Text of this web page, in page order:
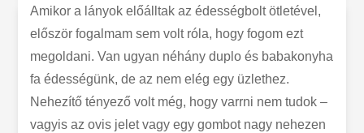
Amikor a lányok előálltak az édességbolt ötletével,
először fogalmam sem volt róla, hogy fogom ezt
megoldani. Van ugyan néhány duplo és babakonyha
fa édességünk, de az nem elég egy üzlethez.
Nehezítő tényező volt még, hogy varrni nem tudok –
vagyis az ovis jelet vagy egy gombot nagy nehezen